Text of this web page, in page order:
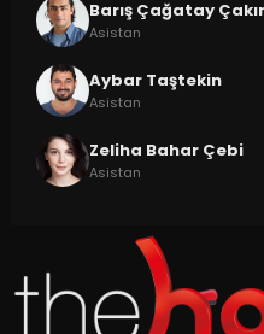
Barış Çağatay
Asistan
Aybar Taştekin
Asistan
Zeliha Bahar Çebi
Asistan